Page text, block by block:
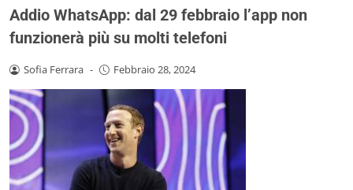
Addio WhatsApp: dal 29 febbraio l’app non
funzionerà più su molti telefoni
Sofia Ferrara - Febbraio 28, 2024